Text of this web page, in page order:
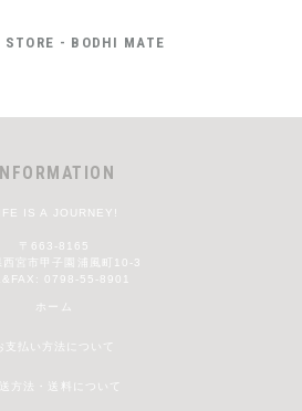
STORE - BODHI MATE
INFORMATION
IS A JOURNEY!
〒663-8165
西宮市甲子園浦風町10-3
0798-55-8901
ホーム
お支払い方法について
方法・送料について